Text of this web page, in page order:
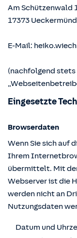
Am Schützenwald
17373
E-Mail:
(nachfolgend stets
Eingesetzte
Browserdaten
Wenn Sie sich auf
Ihrem
übermittelt. Mit
Webserver ist die
werden nicht an
Nutzungsdaten
Datum und